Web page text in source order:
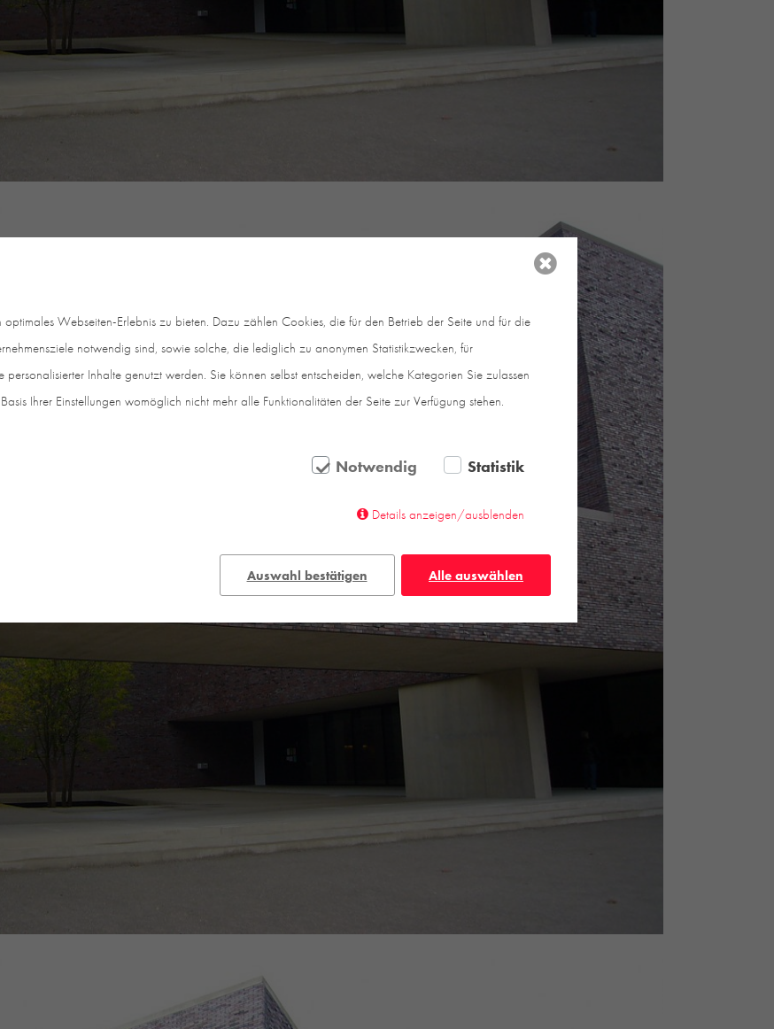
Webseiten-Erlebnis zu bieten. Dazu zählen Cookies, die für den Betrieb der Seite und für die
notwendig sind, sowie solche, die lediglich zu anonymen Statistikzwecken, für
Inhalte genutzt werden. Sie können selbst entscheiden, welche Kategorien Sie zulassen
Ihrer Einstellungen womöglich nicht mehr alle Funktionalitäten der Seite zur Verfügung stehen.
Notwendig Statistik
Details anzeigen/ausblenden
Auswahl bestätigen Alle auswählen